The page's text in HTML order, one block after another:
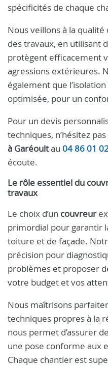
spécificités de chaque
Nous veillons à la
des travaux, en utilisant
protègent efficacement
agressions extérieures.
également que
optimisée, pour un
Pour un devis
techniques, n’hésitez
à Garéoultau 04 86 01
écoute.
Le rôle essentiel du
travaux
Le choix d’un couvreur
primordial pour garantir
toiture et de façade.
précision pour
problèmes et proposer
votre budget et vos
Nous maîtrisons
techniques propres à la
nous permet d’assurer
une pose conforme aux
Chaque chantier est